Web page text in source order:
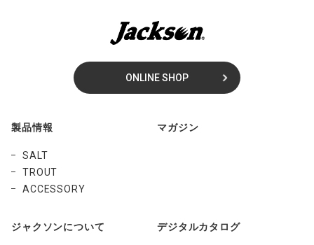
ONLINE SHOP
製品情報
SALT
TROUT
ACCESSORY
マガジン
ジャクソンについて デジタルカタログ